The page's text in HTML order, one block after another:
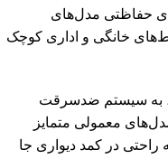
حفاظتی مدل‌های
خانگی و اداری کوچک
به سیستم ضدسرقت
معمولی متمایز
راحتی در کمد دیواری جا